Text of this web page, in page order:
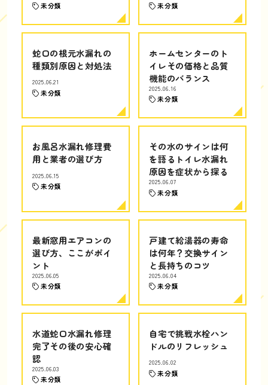
未分類 未分類
蛇口の根元水漏れの
種類別原因と対処法
2025.06.21
未分類
ホームセンターのト
イレその価格と品質
機能のバランス
2025.06.16
未分類
お風呂水漏れ修理費
用と業者の選び方
2025.06.15
未分類
その水のサインは何
を語るトイレ水漏れ
原因を症状から探る
2025.06.07
未分類
最新窓用エアコンの
選び方、ここがポイ
ント
2025.06.05
未分類
戸建て給湯器の寿命
は何年？交換サイン
と長持ちのコツ
2025.06.04
未分類
水道蛇口水漏れ修理
完了その後の安心確
認
2025.06.03
未分類
自宅で挑戦水栓ハン
ドルのリフレッシュ
2025.06.02
未分類